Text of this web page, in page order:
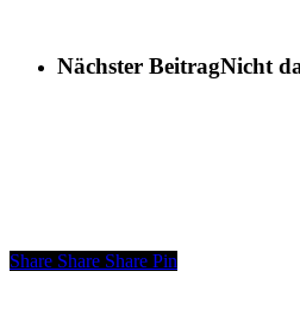
Nächster BeitragNicht
Share
Share Share Share Pin